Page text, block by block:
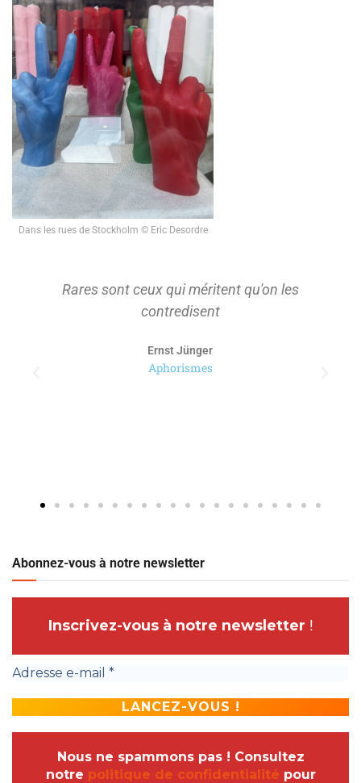
Dans les rues de Stockholm © Eric Desordre
Rares sont ceux qui méritent qu'on les
contredisent
Ernst Jünger
Aphorismes
Abonnez-vous à notre newsletter
Inscrivez-vous à notre newsletter !
Nous ne spammons pas ! Consultez
notre politique de confidentialité pour